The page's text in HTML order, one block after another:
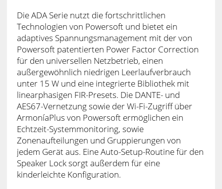
Die ADA Serie nutzt die fortschrittlichen
Technologien von Powersoft und bietet ein
adaptives Spannungsmanagement mit der von
Powersoft patentierten Power Factor Correction
für den universellen Netzbetrieb, einen
außergewöhnlich niedrigen Leerlaufverbrauch
unter 15 W und eine integrierte Bibliothek mit
linearphasigen FIR-Presets. Die DANTE- und
AES67-Vernetzung sowie der Wi-Fi-Zugriff über
ArmoníaPlus von Powersoft ermöglichen ein
Echtzeit-Systemmonitoring, sowie
Zonenaufteilungen und Gruppierungen von
jedem Gerät aus. Eine Auto-Setup-Routine für den
Speaker Lock sorgt außerdem für eine
kinderleichte Konfiguration.